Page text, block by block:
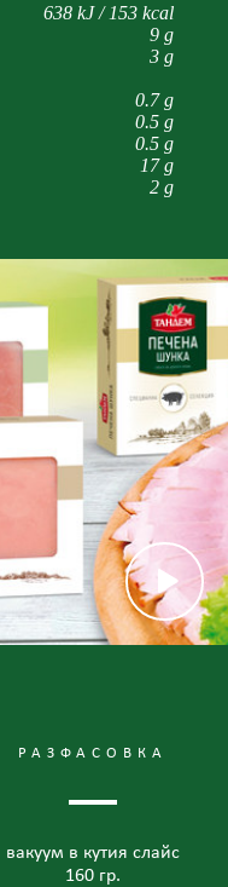
638 kJ / 153 kcal
9 g
3 g
0.7 g
0.5 g
0.5 g
17 g
2 g
РАЗФАСОВКА
вакуум в кутия слайс
160 гр.